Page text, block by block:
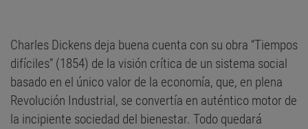
Charles Dickens deja buena cuenta con su obra “Tiempos
difíciles” (1854) de la visión crítica de un sistema social
basado en el único valor de la economía, que, en plena
Revolución Industrial, se convertía en auténtico motor de
la incipiente sociedad del bienestar. Todo quedará